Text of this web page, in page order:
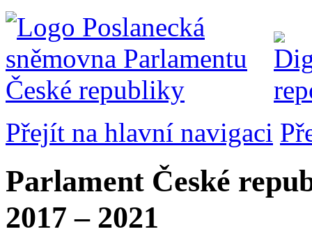
Přejít na hlavní navigaci
Parlament České
2017 – 2021